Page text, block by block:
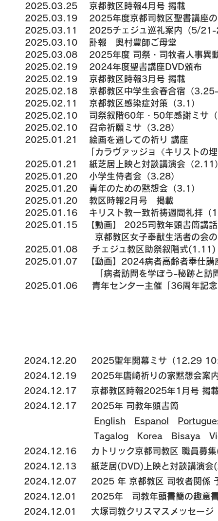
2025.03.25 京都教区時報4月号 掲載
2025.03.19 2025年度京都司教区聖書講座の
2025.03.11 2025チェジュ巡礼案内（5/21-
2025.03.10 訃報 奥村豊師ご母堂
2025.03.08 2025年度 司祭・司牧者人事異
2025.02.19 2024年度聖書講座DVD頒布
2025.02.19 京都教区時報3月号 掲載
2025.02.18 京都教区中学生会春合宿（
2025.02.11 京都教区感染症対策（3.1）
2025.02.10 司祭叙階60年・50年感謝ミサ
2025.02.10 召命祈願ミサ（3.28）
2025.01.21 絵画を通しての祈り 講座
「カラヴァッジョ《キリストの埋
2025.01.21 紙芝居上映と対談講演会（2.11
2025.01.20 小学生侍者会（3.28）
2025.01.20 青年のための黙想会（3.1）
2025.01.20 教区時報2月号 掲載
2025.01.16 キリスト教一致祈祷週間礼拝（
2025.01.15 【動画】 2025司教年頭書簡講話
京都教区女子奉献生活者の会の集
2025.01.08 チェジュ教区助祭叙階式(1.11)
2025.01.07 【動画】2024病者高齢者奉仕講
「病者訪問を学ぼう-秘跡と訪問
2025.01.06 青年センター主催「36周年記
2024.12.20 2025聖年開幕ミサ（12.29
2024.12.19 2025年唐崎祈りの家黙想会案
2024.12.17 京都教区時報2025年1月号 掲
2024.12.17 2025年 司教年頭書簡
English
Espanol
Tagalog
Korea Bisaya
2024.12.16
カトリック京都司教区 職員募
2024.12.13 紙芝居(DVD)上映と対談講演
2024.12.07 2025 年 京都教区 司牧者関係
2024.12.01 2025年 司教年頭書簡の趣意
2024.12.01 大塚司教クリスマスメッセージ